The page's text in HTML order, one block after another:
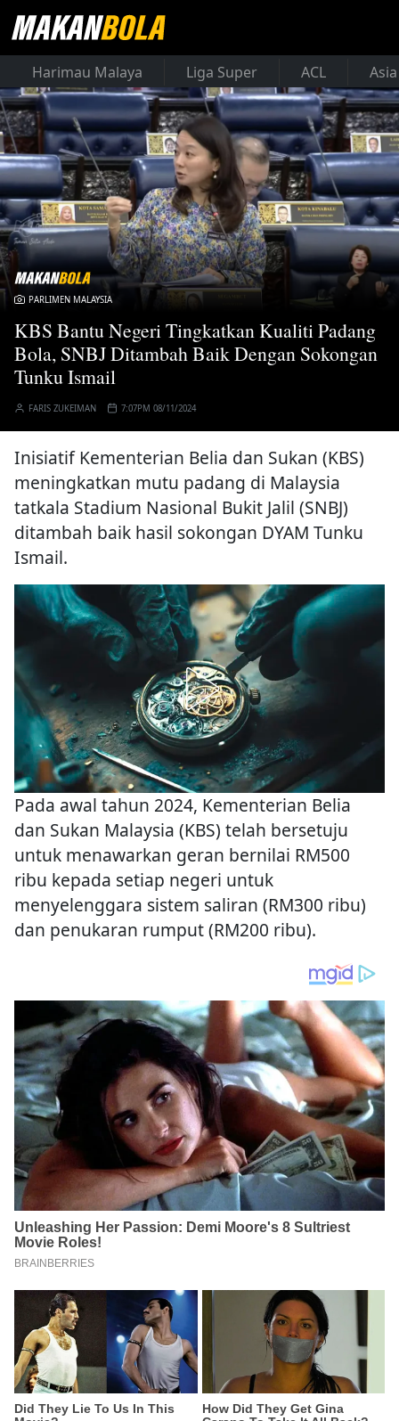
Harimau Malaya Liga Super ACL
PARLIMEN MALAYSIA
KBS Bantu Negeri Tingkatkan Kualiti Padang
Bola, SNBJ Ditambah Baik Dengan Sokongan
Tunku Ismail
FARIS ZUKEIMAN 7:07PM 08/11/2024
Inisiatif Kementerian Belia dan Sukan (KBS)
meningkatkan mutu padang di Malaysia
tatkala Stadium Nasional Bukit Jalil (SNBJ)
ditambah baik hasil sokongan DYAM Tunku
Ismail.
Pada awal tahun 2024, Kementerian Belia
dan Sukan Malaysia (KBS) telah bersetuju
untuk menawarkan geran bernilai RM500
ribu kepada setiap negeri untuk
menyelenggara sistem saliran (RM300 ribu)
dan penukaran rumput (RM200 ribu).